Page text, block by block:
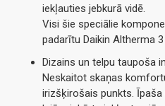
iekļauties jebkurā vidē.
Visi šie speciālie
padarītu Daikin Altherma
Dizains un telpu taupoša
Neskaitot skaņas
irizšķirošais punkts.